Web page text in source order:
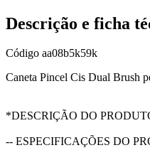
Descrição e ficha
Código aa08b5k59k
Caneta Pincel Cis Dual Brush
*DESCRIÇÃO DO
-- ESPECIFICAÇÕES DO